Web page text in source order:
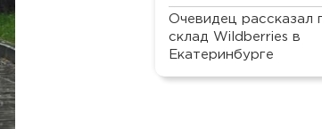
Очевидец рассказал
склад Wildberries в
Екатеринбурге